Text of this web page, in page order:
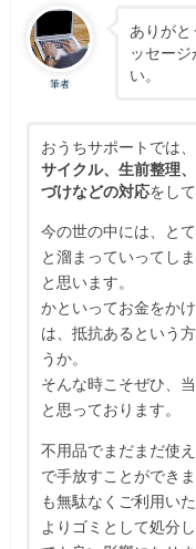
筆者
ありが
ッセー
い。
おうちサポートでは、
サイクル、生前整理
づけなどの対応をして
今の世の中には、と
と溜まっていってし
と思います。
かといってお金をか
は、抵抗あるという
うか。
そんな時こそぜひ、
と思っております。
不用品でまだまだ使
で手放すことができ
も無駄なくご利用い
よりゴミとして処分